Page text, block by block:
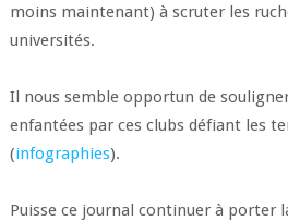
moins maintenant) à scruter les
universités.
Il nous semble opportun de
enfantées par ces clubs défiant les
(infographies).
Puisse ce journal continuer à porter